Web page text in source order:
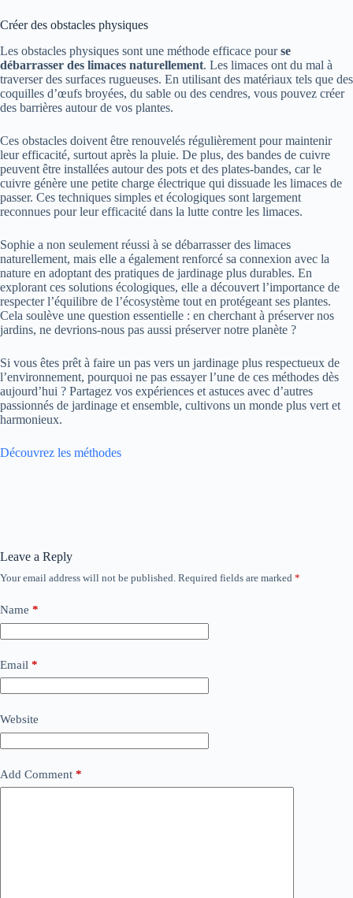
Créer des obstacles physiques
Les obstacles physiques sont une méthode efficace pourse
débarrasser des limaces naturellement. Les limaces ont du mal à
traverser des surfaces rugueuses. En utilisant des matériaux tels que des
coquilles d’œufs broyées, du sable ou des cendres, vous pouvez créer
des barrières autour de vos plantes.
Ces obstacles doivent être renouvelés régulièrement pour maintenir
leur efficacité, surtout après la pluie. De plus, des bandes de cuivre
peuvent être installées autour des pots et des plates-bandes, car le
cuivre génère une petite charge électrique qui dissuade les limaces de
passer. Ces techniques simples et écologiques sont largement
reconnues pour leur efficacité dans la lutte contre les limaces.
Sophie a non seulement réussi à se débarrasser des limaces
naturellement, mais elle a également renforcé sa connexion avec la
nature en adoptant des pratiques de jardinage plus durables. En
explorant ces solutions écologiques, elle a découvert l’importance de
respecter l’équilibre de l’écosystème tout en protégeant ses plantes.
Cela soulève une question essentielle : en cherchant à préserver nos
jardins, ne devrions-nous pas aussi préserver notre planète ?
Si vous êtes prêt à faire un pas vers un jardinage plus respectueux de
l’environnement, pourquoi ne pas essayer l’une de ces méthodes dès
aujourd’hui ? Partagez vos expériences et astuces avec d’autres
passionnés de jardinage et ensemble, cultivons un monde plus vert et
harmonieux.
Découvrez les méthodes
Leave a Reply
Your email address will not be published. Required fields are marked *
Name *
Email *
Website
Add Comment *